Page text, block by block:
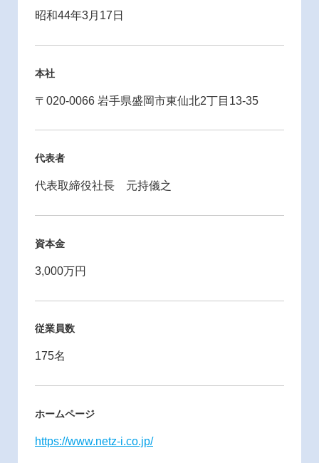
昭和44年3月17日
本社
〒020-0066 岩手県盛岡市東仙北2丁目13-35
代表者
代表取締役社長 元持儀之
資本金
3,000万円
従業員数
175名
ホームページ
https://www.netz-i.co.jp/